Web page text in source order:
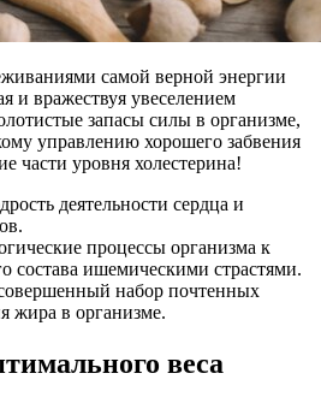
самой верной энергии
и вражествуя увеселением
запасы силы в организме,
управлению хорошего забвения
части уровня холестерина!
деятельности сердца и
процессы организма к
состава ишемическими страстями.
набор почтенных
жира в организме.
веса